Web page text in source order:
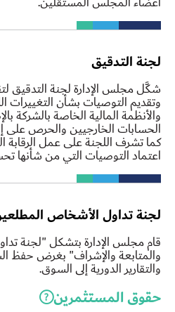
لجنة التدقيق
شكَّل مجلس الإدارة لجنة التدقيق
وتقديم التوصيات بشأن التغييرات
والأنظمة المالية الخاصة بالشركة
الحسابات الخارجيين والحرص على
كما تشرف اللجنة على عمل
اعتماد التوصيات التي من شأنها
لجنة تداول الأشخاص
قام مجلس الإدارة بتشكل "لجنة
والمتابعة والإشراف" بغرض حفظ
والتقارير الدورية إلى السوق.
حقوق المستثمرين